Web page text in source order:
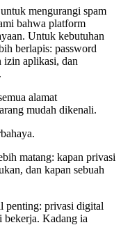
mengurangi spam
bahwa platform
Untuk kebutuhan
berlapis: password
izin aplikasi, dan
alamat
mudah dikenali.
matang: kapan privasi
dan kapan sebuah
penting: privasi digital
bekerja. Kadang ia